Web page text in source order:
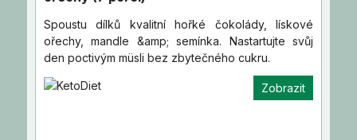
Spoustu dílků kvalitní hořké čokolády, lískové
ořechy, mandle &amp; semínka. Nastartujte svůj
den poctivým müsli bez zbytečného cukru.
Zobrazit